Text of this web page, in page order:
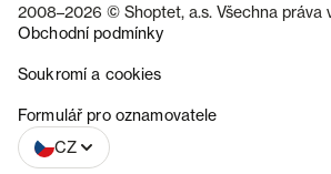
2008–2026 © Shoptet, a.s. Všechna práva
Obchodní podmínky
Soukromí a cookies
Formulář pro oznamovatele
CZ